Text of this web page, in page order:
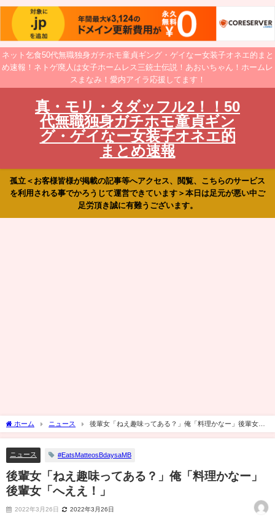
ネット乞食50代無職独身ガチホモ童貞ギング・ゲイなー女装子オネエ的まと
め速報！ネトゲ廃人は女子ホームレス三銃士伝説！あおいちゃん！ホームレ
スまなみ！愛内アイラ応援してます！
真・モリ・タダッフル2！！50
代無職独身ガチホモ童貞ギン
グ・ゲイなー女装子オネエ的
まとめ速報
孤立＜お客様皆様が掲載の記事等へアクセス、閲覧、こちらのサービス
を利用される事でかろうじて運営できています＞本日は足元が悪い中ご
足労頂き誠に有難うございます。
ホーム ニュース
後輩女「ねえ趣味ってある？」俺「料理かなー」後輩女
「へええ！」
ニュース #EatsMatteosBdaysaMB
後輩女「ねえ趣味ってある？」俺「料理かなー」
後輩女「へええ！」
2022年3月26日 2022年3月26日